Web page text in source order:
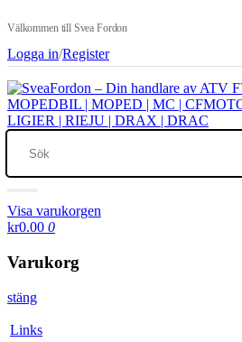
Välkommen till Svea Fordon
Logga in/Register
Visa varukorgen
kr0.00 0
Varukorg
stäng
Links